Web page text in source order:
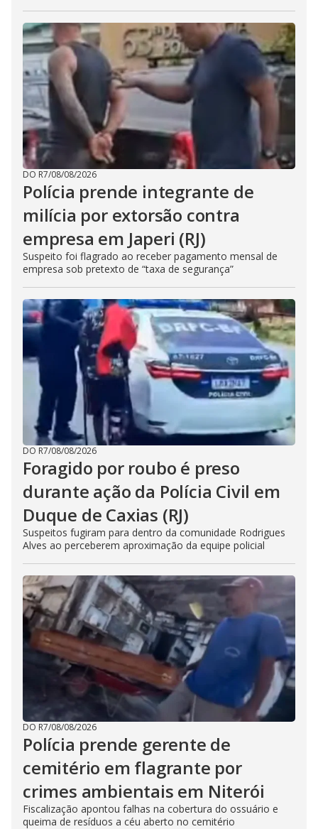
DO R7/08/08/2026
Polícia prende integrante de
milícia por extorsão contra
empresa em Japeri (RJ)
Suspeito foi flagrado ao receber pagamento mensal de
empresa sob pretexto de “taxa de segurança”
DO R7/08/08/2026
Foragido por roubo é preso
durante ação da Polícia Civil em
Duque de Caxias (RJ)
Suspeitos fugiram para dentro da comunidade Rodrigues
Alves ao perceberem aproximação da equipe policial
DO R7/08/08/2026
Polícia prende gerente de
cemitério em flagrante por
crimes ambientais em Niterói
Fiscalização apontou falhas na cobertura do ossuário e
queima de resíduos a céu aberto no cemitério